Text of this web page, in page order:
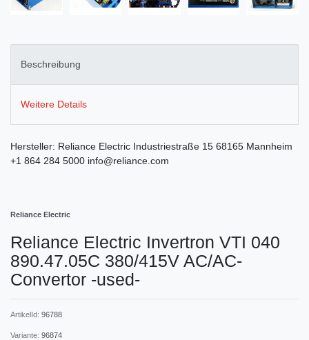
Beschreibung
Weitere Details
Hersteller: Reliance Electric Industriestraße 15 68165 Mannheim
+1 864 284 5000 info@reliance.com
Reliance Electric
Reliance Electric Invertron VTI 040
890.47.05C 380/415V AC/AC-
Convertor -used-
ArtikelId: 96788
Variante: 96874